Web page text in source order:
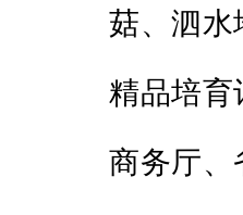
菇、泗
精品培
商务厅、